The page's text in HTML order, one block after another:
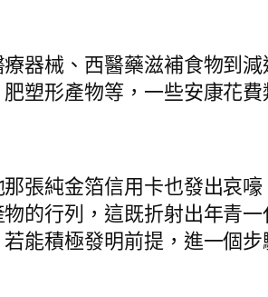
器械、西醫藥滋補食物到
塑形產物等，一些安康花
張純金箔信用卡也發出哀
的行列，這既折射出年青
能積極發明前提，進一個